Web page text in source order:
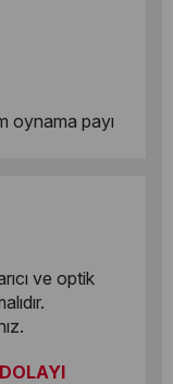
oynama payı
ve optik